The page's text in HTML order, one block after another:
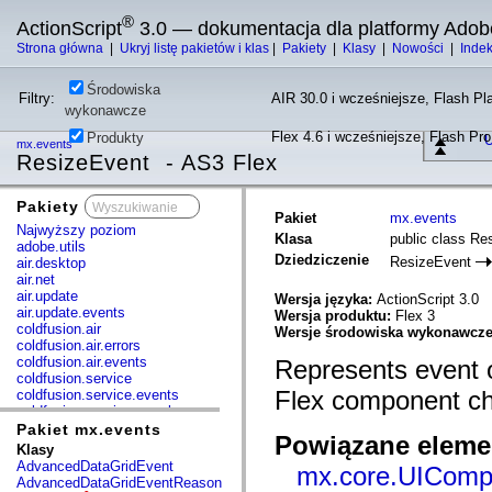
ActionScript® 3.0 — dokumentacja dla platformy
Strona główna Ukryj listę pakietów i klas Pakiety Klasy Nowości
Filtry:
Środowiska
wykonawcze
AIR 30.0 i wcześniejsze, Flash
Produkty Flex 4.6 i wcześniejsze, Flash
mx.events
ResizeEvent - AS3 Flex
Pakiety
Najwyższy poziom
adobe.utils
air.desktop
air.net
air.update
air.update.events
coldfusion.air
coldfusion.air.errors
coldfusion.air.events
coldfusion.service
coldfusion.service.events
coldfusion.service.mxml
com.adobe.acm.solutions.authoring.domain.extensions
com.adobe.acm.solutions.ccr.domain.extensions
com.adobe.consulting.pst.vo
com.adobe.dct.component
Pakiet mx.events
Klasy
AdvancedDataGridEvent
AdvancedDataGridEventReason
Pakiet
mx.events
Klasa
public class
Dziedziczenie
ResizeEvent
Wersja języka: ActionScript 3.0
Wersja produktu: Flex 3
Wersje środowiska
Represents event
Flex component
Powiązane